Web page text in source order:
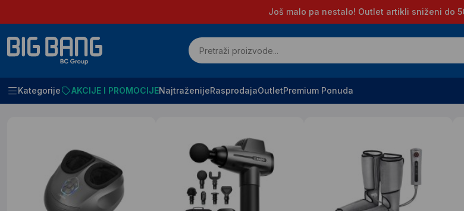
Još malo pa nestalo! Outlet artikli sniženi do
Kategorije AKCIJE I PROMOCIJENajtraženijeRasprodajaOutletPremium Ponuda
Početna Rezultati pretrage za : "naipo"